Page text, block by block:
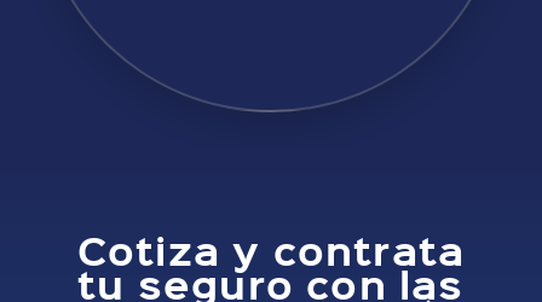
Cotiza y contrata
tu seguro con las